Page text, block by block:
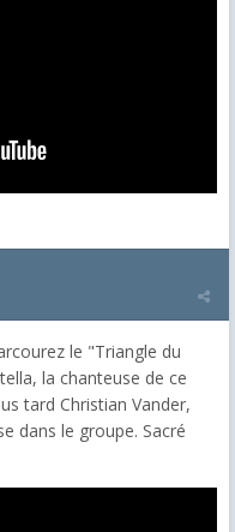
le "Triangle du
la chanteuse de ce
tard Christian Vander,
dans le groupe. Sacré